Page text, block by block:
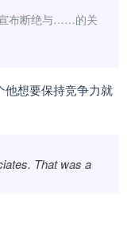
宣布断绝与……的关
他想要保持竞争力就
That was a